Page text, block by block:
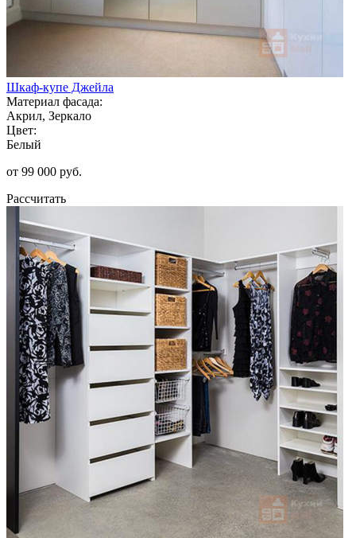
Шкаф-купе Джейла
Материал фасада:
Акрил, Зеркало
Цвет:
Белый
от 99 000 руб.
Рассчитать